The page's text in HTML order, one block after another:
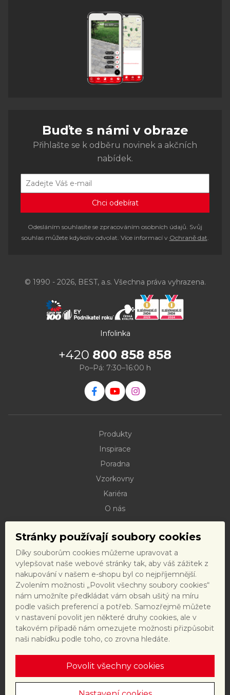
Stránky používají soubory cookies
Díky souborům cookies můžeme upravovat a
vylepšovat naše webové stránky tak, aby váš zážitek z
nakupování v našem e-shopu byl co nejpříjemnější.
Zvolením možnosti „Povolit všechny soubory cookies“
nám umožníte předkládat vám obsah ušitý na míru
podle vašich preferencí a potřeb. Samozřejmě můžete
v nastavení povolit jen některé druhy cookies, ale v
takovém případě nám omezujete možnosti přizpůsobit
naši nabídku podle toho, co zrovna hledáte.
Povolit všechny cookies
Buďte s námi v obraze
Přihlašte se k odběru novinek a akčních
nabídek.
Odesláním souhlasíte se zpracováním osobních údajů. Svůj
souhlas můžete kdykoliv odvolat. Více informací v Ochraně dat.
© 1990 - 2026, BEST, a.s. Všechna práva vyhrazena.
Infolinka
+420 800 858 858
Po–Pá: 7:30–16:00 h
Produkty
Inspirace
Poradna
Vzorkovny
Kariéra
O nás
Dokumenty ke stažení
Doprava
Reklamační řád
Reklamační formulář
Obchodní podmínky a právní předpisy
Ochrana dat
Nastavení cookies
Tento web je chráněn reCAPTCHA a platízásady ochrany
smluvní podmínkyspolečnosti Google.